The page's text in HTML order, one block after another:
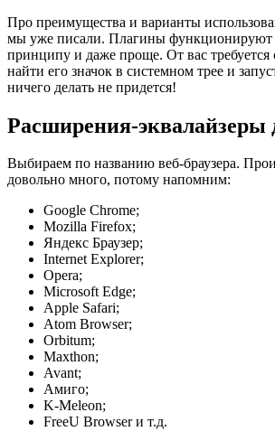
Про преимущества и варианты
мы уже писали. Плагины функционируют
принципу и даже проще. От вас требуется
найти его значок в системном трее и
ничего делать не придется!
Расширения-эквалайзеры
Выбираем по названию веб-браузера.
довольно много, потому напомним:
Google Chrome;
Mozilla Firefox;
Яндекс Браузер;
Internet Explorer;
Opera;
Microsoft Edge;
Apple Safari;
Atom Browser;
Orbitum;
Maxthon;
Avant;
Амиго;
K-Meleon;
FreeU Browser и т.д.